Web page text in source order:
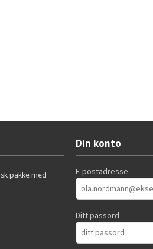
pakke med
Din konto
E-postadresse
Ditt passord